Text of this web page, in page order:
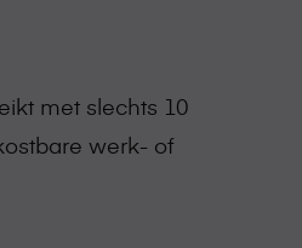
met slechts 10
werk- of